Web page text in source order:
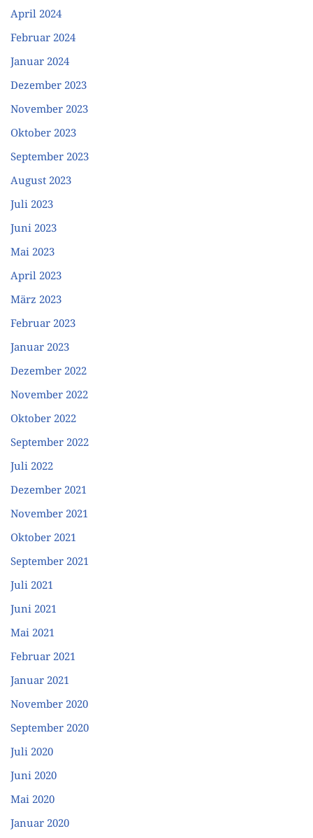
April 2024
Februar 2024
Januar 2024
Dezember 2023
November 2023
Oktober 2023
September 2023
August 2023
Juli 2023
Juni 2023
Mai 2023
April 2023
März 2023
Februar 2023
Januar 2023
Dezember 2022
November 2022
Oktober 2022
September 2022
Juli 2022
Dezember 2021
November 2021
Oktober 2021
September 2021
Juli 2021
Juni 2021
Mai 2021
Februar 2021
Januar 2021
November 2020
September 2020
Juli 2020
Juni 2020
Mai 2020
Januar 2020